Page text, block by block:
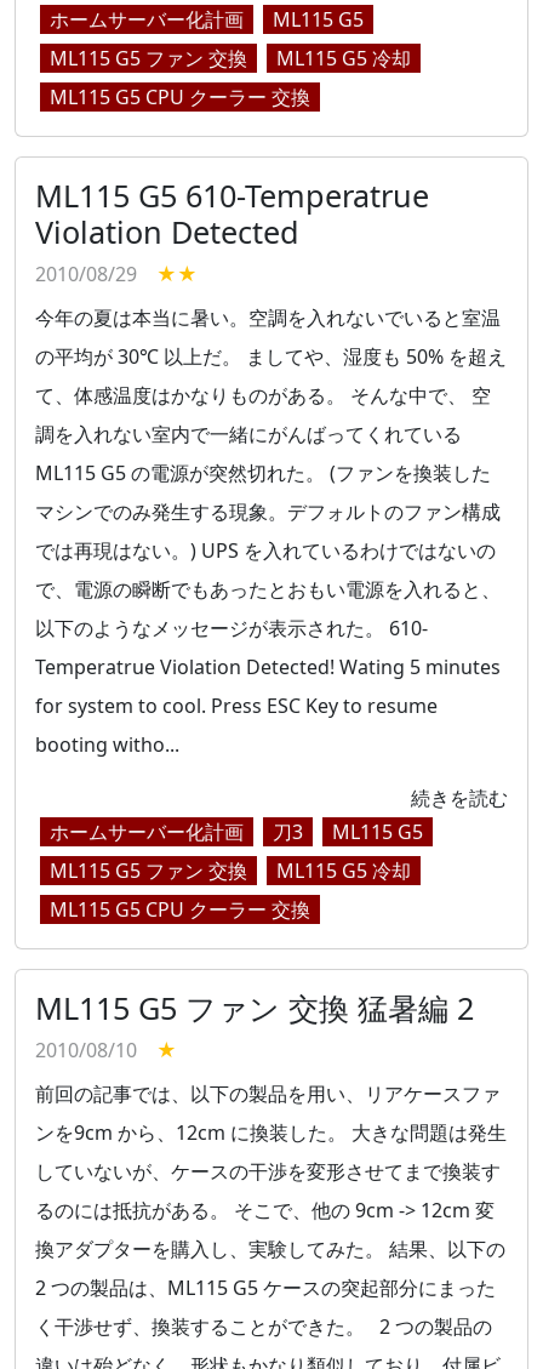
ホームサーバー化計画
ML115 G5
ML115 G5 ファン 交換
ML115 G5 冷却
ML115 G5 CPU クーラー 交換
ML115 G5 610-Temperatrue
Violation Detected
2010/08/29
★★
今年の夏は本当に暑い。空調を入れないでいると室温
の平均が 30℃ 以上だ。 ましてや、湿度も 50% を超え
て、体感温度はかなりものがある。 そんな中で、 空
調を入れない室内で一緒にがんばってくれている
ML115 G5 の電源が突然切れた。 (ファンを換装した
マシンでのみ発生する現象。デフォルトのファン構成
では再現はない。) UPS を入れているわけではないの
で、電源の瞬断でもあったとおもい電源を入れると、
以下のようなメッセージが表示された。 610-
Temperatrue Violation Detected! Wating 5 minutes
for system to cool. Press ESC Key to resume
booting witho...
続きを読む
ホームサーバー化計画
刀3
ML115 G5
ML115 G5 ファン 交換
ML115 G5 冷却
ML115 G5 CPU クーラー 交換
ML115 G5 ファン 交換 猛暑編 2
2010/08/10
★
前回の記事では、以下の製品を用い、リアケースファ
ンを9cm から、12cm に換装した。 大きな問題は発生
していないが、ケースの干渉を変形させてまで換装す
るのには抵抗がある。 そこで、他の 9cm -> 12cm 変
換アダプターを購入し、実験してみた。 結果、以下の
2 つの製品は、ML115 G5 ケースの突起部分にまった
く干渉せず、換装することができた。 2 つの製品の